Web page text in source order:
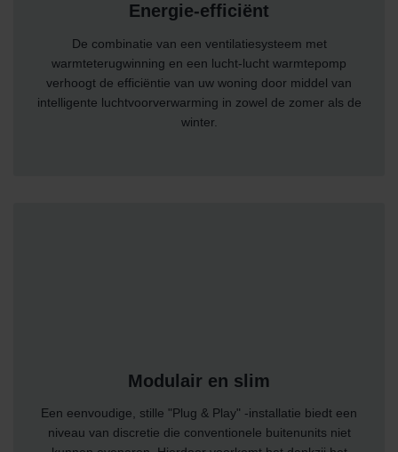
Energie-efficiënt
De combinatie van een ventilatiesysteem met
warmteterugwinning en een lucht-lucht warmtepomp
verhoogt de efficiëntie van uw woning door middel van
intelligente luchtvoorverwarming in zowel de zomer als de
winter.
Modulair en slim
Een eenvoudige, stille "Plug & Play" -installatie biedt een
niveau van discretie die conventionele buitenunits niet